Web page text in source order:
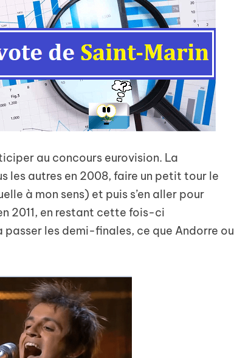
au concours eurovision. La
les autres en 2008, faire un petit tour le
à mon sens) et puis s’en aller pour
2011, en restant cette fois-ci
les demi-finales, ce que Andorre ou